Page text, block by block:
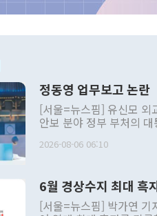
정동영 업무보고 논란
[서울=뉴스핌] 유신모 외
안보 분야 정부 부처의
발언 중에는 정부 내 조율
주의적 희망에 근거한 비
관의 대북 정책 관련 발
2026-08-06 06:10
6월 경상수지 최대 흑
[서울=뉴스핌] 박가연 기